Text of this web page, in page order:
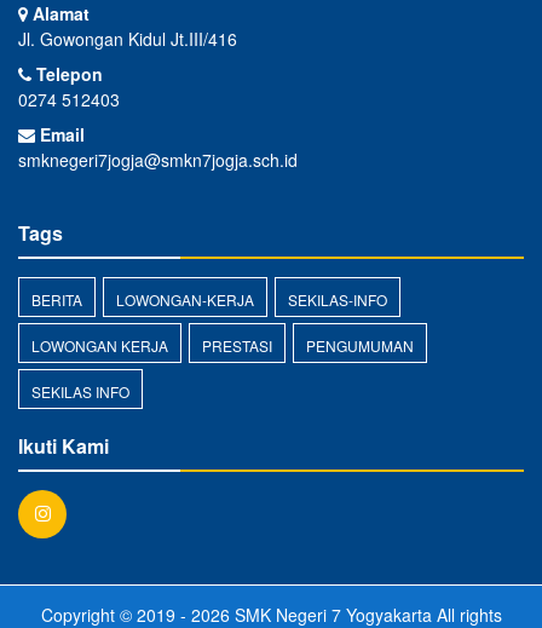
Alamat
Jl. Gowongan Kidul Jt.III/416
Telepon
0274 512403
Email
smknegeri7jogja@smkn7jogja.sch.id
Tags
BERITA LOWONGAN-KERJA SEKILAS-INFO
LOWONGAN KERJA PRESTASI PENGUMUMAN
SEKILAS INFO
Ikuti Kami
Copyright © 2019 - 2026 SMK Negeri 7 YogyakartaAll rights